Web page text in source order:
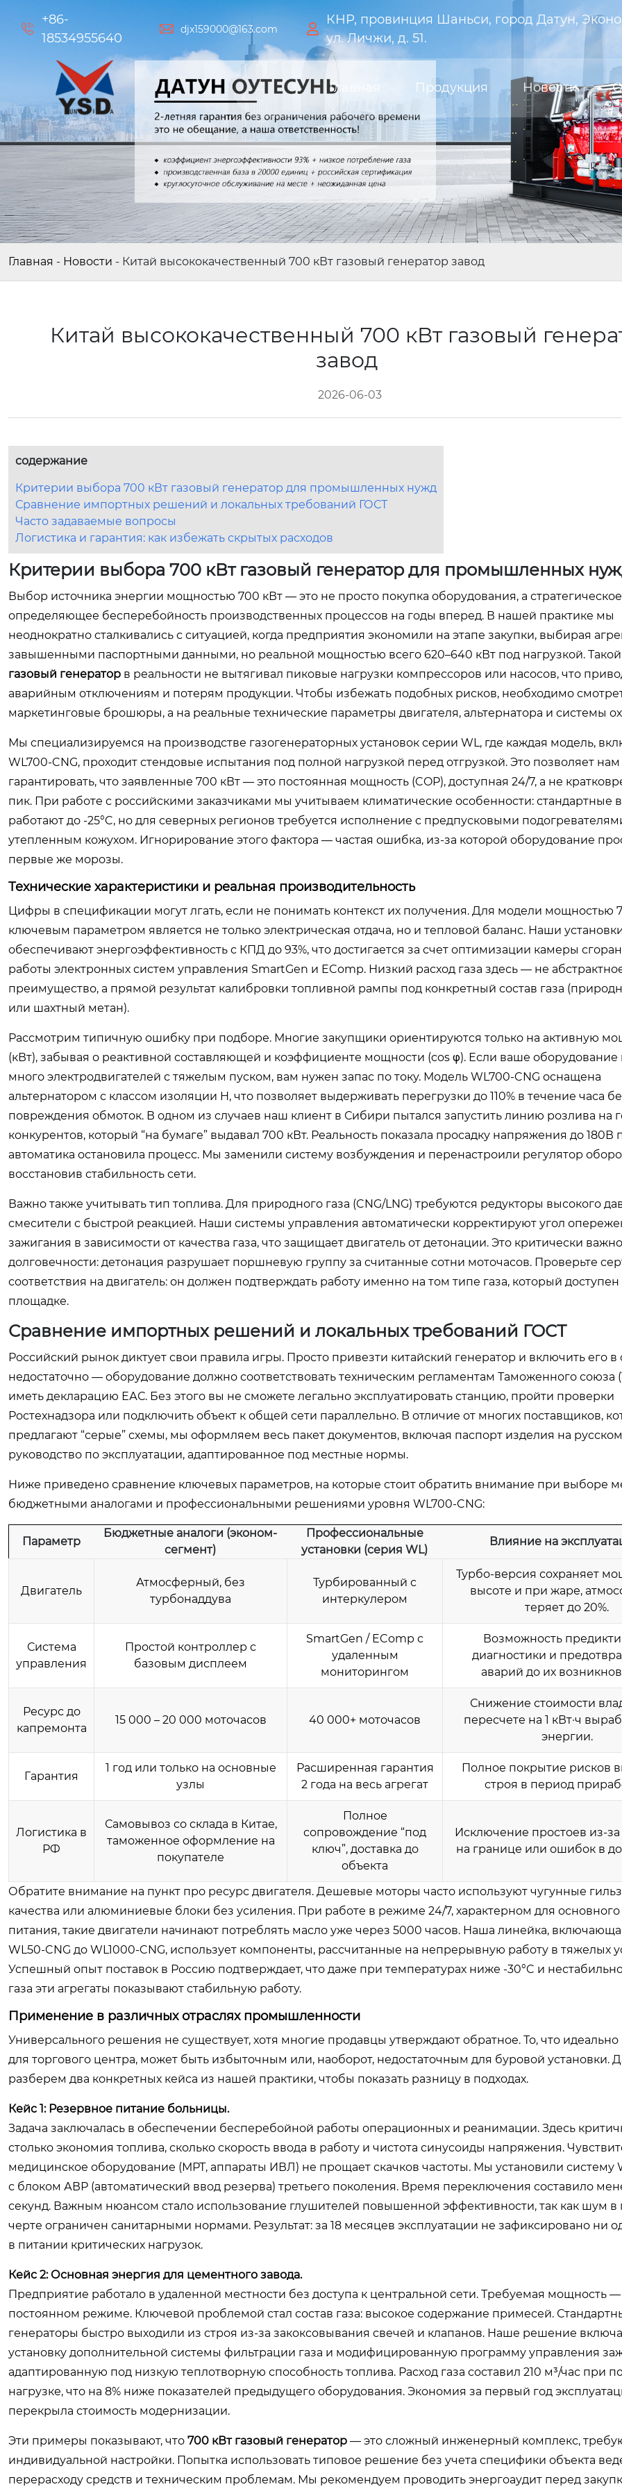

+86-
18534955640
 djx159000@163.com 
КНР, провинция Шаньси, город Датун,
ул. Личжи, д. 51.
Главная Продукция Новости
Главная - Новости - Китай высококачественный 700 кВт газовый генератор завод
Китай высококачественный 700 кВт газовый
завод
2026-06-03
содержание
Критерии выбора 700 кВт газовый генератор для промышленных нужд
Сравнение импортных решений и локальных требований ГОСТ
Часто задаваемые вопросы
Логистика и гарантия: как избежать скрытых расходов
Критерии выбора 700 кВт газовый генератор для промышленных
Выбор источника энергии мощностью 700 кВт — это не просто покупка оборудования, а
определяющее бесперебойность производственных процессов на годы вперед. В нашей практике мы
неоднократно сталкивались с ситуацией, когда предприятия экономили на этапе закупки, выбирая
завышенными паспортными данными, но реальной мощностью всего 620–640 кВт под нагрузкой. Такой
газовый генератор в реальности не вытягивал пиковые нагрузки компрессоров или насосов, что
аварийным отключениям и потерям продукции. Чтобы избежать подобных рисков, необходимо
маркетинговые брошюры, а на реальные технические параметры двигателя, альтернатора и системы
Мы специализируемся на производстве газогенераторных установок серии WL, где каждая модель,
WL700-CNG, проходит стендовые испытания под полной нагрузкой перед отгрузкой. Это позволяет нам
гарантировать, что заявленные 700 кВт — это постоянная мощность (COP), доступная 24/7, а не
пик. При работе с российскими заказчиками мы учитываем климатические особенности: стандартные
работают до -25°C, но для северных регионов требуется исполнение с предпусковыми
утепленным кожухом. Игнорирование этого фактора — частая ошибка, из-за которой оборудование
первые же морозы.
Технические характеристики и реальная производительность
Цифры в спецификации могут лгать, если не понимать контекст их получения. Для модели мощностью
ключевым параметром является не только электрическая отдача, но и тепловой баланс. Наши
обеспечивают энергоэффективность с КПД до 93%, что достигается за счет оптимизации камеры
работы электронных систем управления SmartGen и EComp. Низкий расход газа здесь — не
преимущество, а прямой результат калибровки топливной рампы под конкретный состав газа
или шахтный метан).
Рассмотрим типичную ошибку при подборе. Многие закупщики ориентируются только на активную
(кВт), забывая о реактивной составляющей и коэффициенте мощности (cos φ). Если ваше оборудование
много электродвигателей с тяжелым пуском, вам нужен запас по току. Модель WL700-CNG оснащена
альтернатором с классом изоляции H, что позволяет выдерживать перегрузки до 110% в течение часа
повреждения обмоток. В одном из случаев наш клиент в Сибири пытался запустить линию розлива на
конкурентов, который “на бумаге” выдавал 700 кВт. Реальность показала просадку напряжения до 180В
автоматика остановила процесс. Мы заменили систему возбуждения и перенастроили регулятор
восстановив стабильность сети.
Важно также учитывать тип топлива. Для природного газа (CNG/LNG) требуются редукторы высокого
смесители с быстрой реакцией. Наши системы управления автоматически корректируют угол
зажигания в зависимости от качества газа, что защищает двигатель от детонации. Это критически
долговечности: детонация разрушает поршневую группу за считанные сотни моточасов. Проверьте
соответствия на двигатель: он должен подтверждать работу именно на том типе газа, который
площадке.
Сравнение импортных решений и локальных требований ГОСТ
Российский рынок диктует свои правила игры. Просто привезти китайский генератор и включить его в
недостаточно — оборудование должно соответствовать техническим регламентам Таможенного союза
иметь декларацию ЕАС. Без этого вы не сможете легально эксплуатировать станцию, пройти проверки
Ростехнадзора или подключить объект к общей сети параллельно. В отличие от многих поставщиков,
предлагают “серые” схемы, мы оформляем весь пакет документов, включая паспорт изделия на
руководство по эксплуатации, адаптированное под местные нормы.
Ниже приведено сравнение ключевых параметров, на которые стоит обратить внимание при выборе
бюджетными аналогами и профессиональными решениями уровня WL700-CNG:
Параметр
Бюджетные аналоги (эконом-
сегмент)
Профессиональные
установки (серия WL)
Влияние на
Двигатель
Атмосферный, без
турбонаддува
Турбированный с
интеркулером
Турбо-версия сохраняет
высоте и при жаре,
теряет до 20%.
Система
управления
Простой контроллер с
базовым дисплеем
SmartGen / EComp с
удаленным
мониторингом
Возможность
диагностики и
аварий до их
Ресурс до
капремонта
15 000 – 20 000 моточасов 40 000+ моточасов
Снижение стоимости
пересчете на 1 кВт·ч
энергии.
Гарантия
1 год или только на основные
узлы
Расширенная гарантия
2 года на весь агрегат
Полное покрытие рисков
строя в период
Логистика в
РФ
Самовывоз со склада в Китае,
таможенное оформление на
покупателе
Полное
сопровождение “под
ключ”, доставка до
объекта
Исключение простоев из-
на границе или ошибок в
Обратите внимание на пункт про ресурс двигателя. Дешевые моторы часто используют чугунные
качества или алюминиевые блоки без усиления. При работе в режиме 24/7, характерном для основного
питания, такие двигатели начинают потреблять масло уже через 5000 часов. Наша линейка,
WL50-CNG до WL1000-CNG, использует компоненты, рассчитанные на непрерывную работу в тяжелых
Успешный опыт поставок в Россию подтверждает, что даже при температурах ниже -30°C и
газа эти агрегаты показывают стабильную работу.
Применение в различных отраслях промышленности
Универсального решения не существует, хотя многие продавцы утверждают обратное. То, что идеально
для торгового центра, может быть избыточным или, наоборот, недостаточным для буровой установки.
разберем два конкретных кейса из нашей практики, чтобы показать разницу в подходах.
Кейс 1: Резервное питание больницы.
Задача заключалась в обеспечении бесперебойной работы операционных и реанимации. Здесь
столько экономия топлива, сколько скорость ввода в работу и чистота синусоиды напряжения.
медицинское оборудование (МРТ, аппараты ИВЛ) не прощает скачков частоты. Мы установили систему
с блоком АВР (автоматический ввод резерва) третьего поколения. Время переключения составило
секунд. Важным нюансом стало использование глушителей повышенной эффективности, так как шум в
черте ограничен санитарными нормами. Результат: за 18 месяцев эксплуатации не зафиксировано ни
в питании критических нагрузок.
Кейс 2: Основная энергия для цементного завода.
Предприятие работало в удаленной местности без доступа к центральной сети. Требуемая мощность —
постоянном режиме. Ключевой проблемой стал состав газа: высокое содержание примесей.
генераторы быстро выходили из строя из-за закоксовывания свечей и клапанов. Наше решение
установку дополнительной системы фильтрации газа и модифицированную программу управления
адаптированную под низкую теплотворную способность топлива. Расход газа составил 210 м³/час при
нагрузке, что на 8% ниже показателей предыдущего оборудования. Экономия за первый год
перекрыла стоимость модернизации.
Эти примеры показывают, что 700 кВт газовый генератор — это сложный инженерный комплекс,
индивидуальной настройки. Попытка использовать типовое решение без учета специфики объекта
перерасходу средств и техническим проблемам. Мы рекомендуем проводить энергоаудит перед